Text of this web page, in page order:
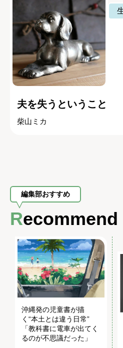
夫を失うということ
柴山ミカ
編集部おすすめ
Recommend
沖縄発の児童書が描
く“本土とは違う日常”
「教科書に電車が出てく
るのが不思議だった」